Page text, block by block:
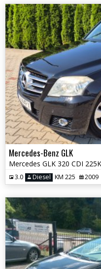
Mercedes-Benz GLK
3.0 Diesel KM 225 2009